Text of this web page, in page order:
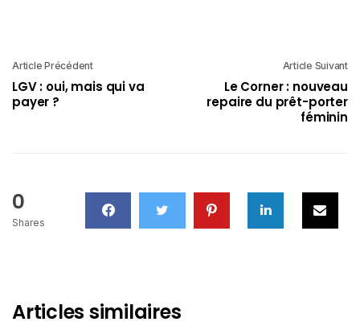
Article Précédent
LGV : oui, mais qui va
payer ?
Article Suivant
Le Corner : nouveau
repaire du prêt-porter
féminin
0
Shares
Articles similaires